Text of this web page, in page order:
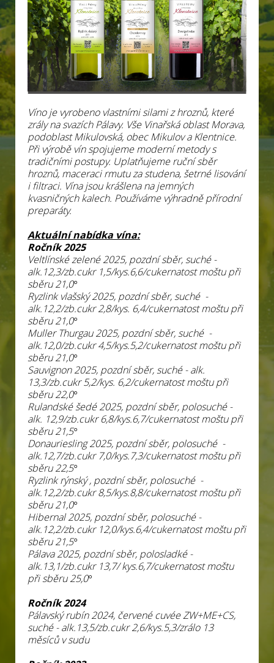
Víno je vyrobeno vlastními silami z hroznů, které
zrály na svazích Pálavy. Vše Vinařská oblast Morava,
podoblast Mikulovská, obec Mikulov a Klentnice.
Při výrobě vín spojujeme moderní metody s
tradičními postupy. Uplatňujeme ruční sběr
hroznů, maceraci rmutu za studena, šetrné lisování
i filtraci. Vína jsou krášlena na jemných
kvasničných kalech. Používáme výhradně přírodní
preparáty.
Aktuální nabídka vína:
Ročník 2025
Veltlínské zelené 2025, pozdní sběr, suché -
alk.12,3/zb.cukr 1,5/kys.6,6/cukernatost moštu při
sběru 21,0°
Ryzlink vlašský 2025, pozdní sběr, suché -
alk.12,2/zb.cukr 2,8/kys. 6,4/cukernatost moštu při
sběru 21,0°
Muller Thurgau 2025, pozdní sběr, suché -
alk.12,0/zb.cukr 4,5/kys.5,2/cukernatost moštu při
sběru 21,0°
Sauvignon 2025, pozdní sběr, suché - alk.
13,3/zb.cukr 5,2/kys. 6,2/cukernatost moštu při
sběru 22,0°
Rulandské šedé 2025, pozdní sběr, polosuché -
alk. 12,9/zb.cukr 6,8/kys.6,7/cukernatost moštu při
sběru 21,5°
Donauriesling 2025, pozdní sběr, polosuché -
alk.12,7/zb.cukr 7,0/kys.7,3/cukernatost moštu při
sběru 22,5°
Ryzlink rýnský , pozdní sběr, polosuché -
alk.12,2/zb.cukr 8,5/kys.8,8/cukernatost moštu při
sběru 21,0°
Hibernal 2025, pozdní sběr, polosuché -
alk.12,2/zb.cukr 12,0/kys.6,4/cukernatost moštu při
sběru 21,5°
Pálava 2025, pozdní sběr, polosladké -
alk.13,1/zb.cukr 13,7/ kys.6,7/cukernatost moštu
při sběru 25,0°
Ročník 2024
Pálavský rubín 2024, červené cuvée ZW+ME+CS,
suché - alk.13,5/zb.cukr 2,6/kys.5,3/zrálo 13
měsíců v sudu